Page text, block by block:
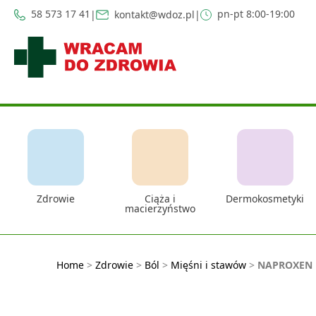
58 573 17 41 | kontakt@wdoz.pl | pn-pt 8:00-19:00
Zdrowie Ciąża i
macierzyństwo
Dermokosmetyki
Home > Zdrowie > Ból > Mięśni i stawów > NAPROXEN